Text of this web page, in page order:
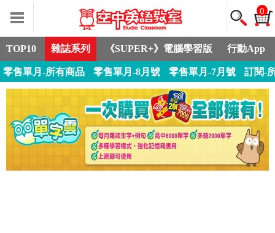
0
TOP10 雜誌系列 《SUPER+》電腦學習版 行動App
零售單月-所有商品 零售單月-8月號 零售單月-7月號 訂閱-